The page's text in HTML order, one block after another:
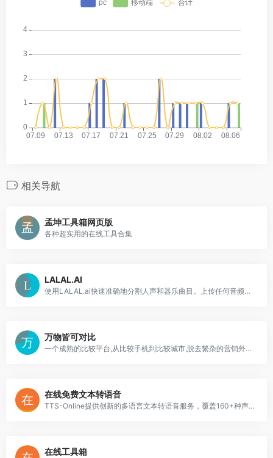
相关导航
孟坤工具箱网页版
各种超实用的在线工具合集
LALAL.AI
使用LALAL.ai快速准确地分割人声和器乐曲目。上传任何音频文件并在几秒钟内接收高质量的提取曲目。
万物皆可对比
一个成熟的比较平台,从比较手机到比较城市,脱去繁杂的营销外壳,呈现最真实的一面,让您轻松掌握一切资讯
在线免费文本转语音
TTS-Online提供创新的多语言文本转语音服务，覆盖160+种声音选择，适用于自媒体、有声书、教育等多场景。特色包括二次元语音、OpenAI技术支持、移动端优化、音频翻译及背景音乐合成，完全免费无限制使用。
在线工具箱